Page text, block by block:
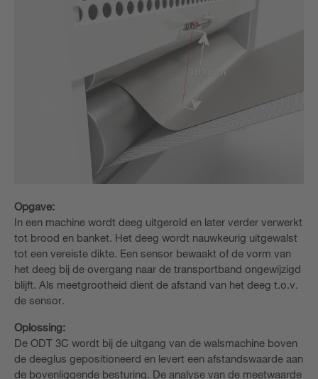
Opgave:
In een machine wordt deeg uitgerold en later verder verwerkt
tot brood en banket. Het deeg wordt nauwkeurig uitgewalst
tot een vereiste dikte. Een sensor bewaakt of de vorm van
het deeg bij de overgang naar de transportband ongewijzigd
blijft. Als meetgrootheid dient de afstand van het deeg t.o.v.
de sensor.
Oplossing:
De ODT 3C wordt bij de uitgang van de walsmachine boven
de deeglus gepositioneerd en levert een afstandswaarde aan
de bovenliggende besturing. De analyse van de meetwaarde